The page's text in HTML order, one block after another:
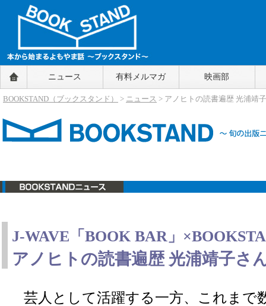
BOOKSTAND（ブックスタンド）
～本から始まるよもやま話～
BOOKSTAND（ブ
ニュース 有料メルマガ 映画部
BOOKSTAND（ブックスタンド） > ニュース > アノヒトの読書遍歴 光浦靖
J-WAVE「BOOK BAR」
アノヒトの読書遍歴 光浦靖子さ
芸人として活躍する一方、これまで